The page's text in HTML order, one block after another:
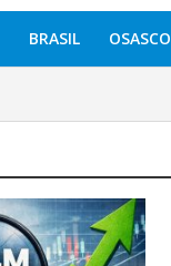
BRASIL OSASCO